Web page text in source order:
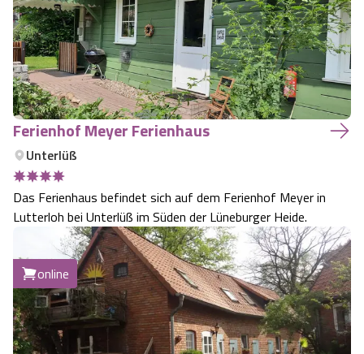
Ferienhof Meyer Ferienhaus
Unterlüß
Das Ferienhaus befindet sich auf dem Ferienhof Meyer in
Lutterloh bei Unterlüß im Süden der Lüneburger Heide.
online